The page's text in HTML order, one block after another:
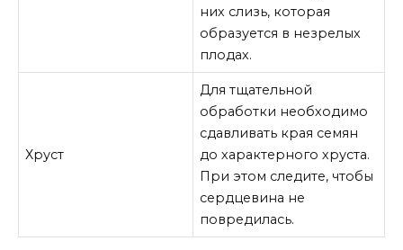
них слизь, которая
образуется в незрелых
плодах.
Хруст
Для тщательной
обработки необходимо
сдавливать края семян
до характерного хруста.
При этом следите, чтобы
сердцевина не
повредилась.